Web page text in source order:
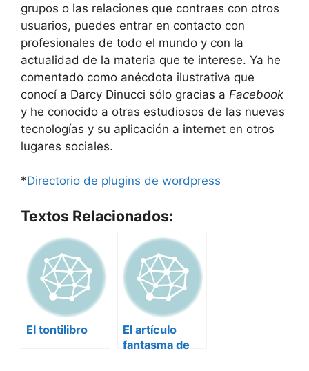
grupos o las relaciones que contraes con otros
usuarios, puedes entrar en contacto con
profesionales de todo el mundo y con la
actualidad de la materia que te interese. Ya he
comentado como anécdota ilustrativa que
conocí a Darcy Dinucci sólo gracias a Facebook
y he conocido a otras estudiosos de las nuevas
tecnologías y su aplicación a internet en otros
lugares sociales.
*Directorio de plugins de wordpress
Textos Relacionados:
El tontilibro
El artículo
fantasma de